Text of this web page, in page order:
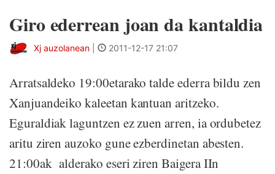
Giro ederrean joan da kantaldia
Xj auzolanean 2011-12-17 21:07
Arratsaldeko 19:00etarako talde ederra bildu zen
Xanjuandeiko kaleetan kantuan aritzeko.
Eguraldiak laguntzen ez zuen arren, ia ordubetez
aritu ziren auzoko gune ezberdinetan abesten.
21:00ak alderako eseri ziren Baigera IIn